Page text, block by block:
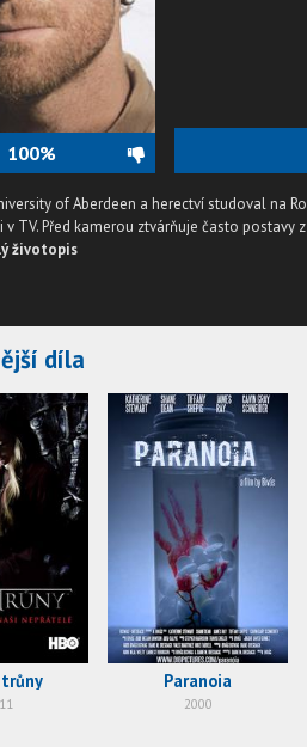
100%
of Aberdeen a herectví studoval na
v TV. Před kamerou ztvárňuje často
životopis
díla
Paranoia
2000